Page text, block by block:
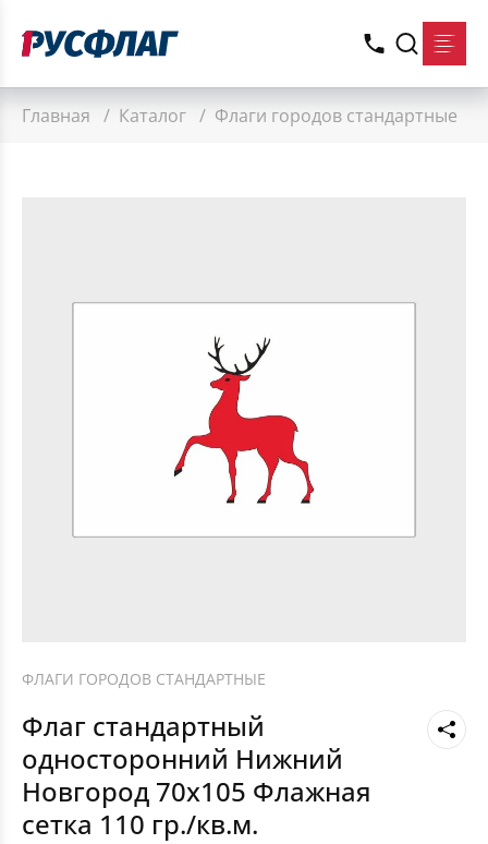
Главная / Каталог / Флаги городов стандартные
ФЛАГИ ГОРОДОВ СТАНДАРТНЫЕ
Флаг стандартный
односторонний Нижний
Новгород 70х105 Флажная
сетка 110 гр./кв.м.